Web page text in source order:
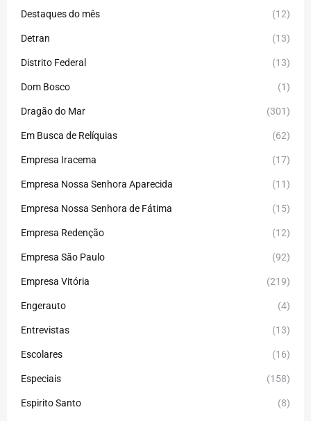
Destaques do mês (12)
Detran (13)
Distrito Federal (13)
Dom Bosco (1)
Dragão do Mar (301)
Em Busca de Relíquias (62)
Empresa Iracema (17)
Empresa Nossa Senhora Aparecida (11)
Empresa Nossa Senhora de Fátima (15)
Empresa Redenção (12)
Empresa São Paulo (92)
Empresa Vitória (219)
Engerauto (4)
Entrevistas (13)
Escolares (16)
Especiais (158)
Espirito Santo (8)